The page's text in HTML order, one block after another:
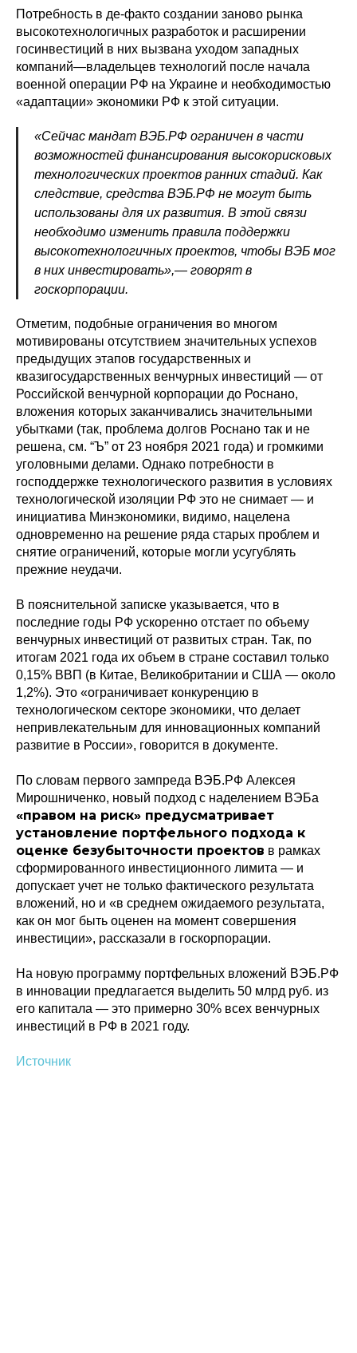
Потребность в де-факто создании заново рынка
высокотехнологичных разработок и расширении
госинвестиций в них вызвана уходом западных
компаний—владельцев технологий после начала
военной операции РФ на Украине и необходимостью
«адаптации» экономики РФ к этой ситуации.
«Сейчас мандат ВЭБ.РФ ограничен в части
возможностей финансирования высокорисковых
технологических проектов ранних стадий. Как
следствие, средства ВЭБ.РФ не могут быть
использованы для их развития. В этой связи
необходимо изменить правила поддержки
высокотехнологичных проектов, чтобы ВЭБ мог
в них инвестировать»,— говорят в
госкорпорации.
Отметим, подобные ограничения во многом
мотивированы отсутствием значительных успехов
предыдущих этапов государственных и
квазигосударственных венчурных инвестиций — от
Российской венчурной корпорации до Роснано,
вложения которых заканчивались значительными
убытками (так, проблема долгов Роснано так и не
решена, см. “Ъ” от 23 ноября 2021 года) и громкими
уголовными делами. Однако потребности в
господдержке технологического развития в условиях
технологической изоляции РФ это не снимает — и
инициатива Минэкономики, видимо, нацелена
одновременно на решение ряда старых проблем и
снятие ограничений, которые могли усугублять
прежние неудачи.
В пояснительной записке указывается, что в
последние годы РФ ускоренно отстает по объему
венчурных инвестиций от развитых стран. Так, по
итогам 2021 года их объем в стране составил только
0,15% ВВП (в Китае, Великобритании и США — около
1,2%). Это «ограничивает конкуренцию в
технологическом секторе экономики, что делает
непривлекательным для инновационных компаний
развитие в России», говорится в документе.
По словам первого зампреда ВЭБ.РФ Алексея
Мирошниченко, новый подход с наделением ВЭБа
«правом на риск» предусматривает
установление портфельного подхода к
оценке безубыточности проектов в рамках
сформированного инвестиционного лимита — и
допускает учет не только фактического результата
вложений, но и «в среднем ожидаемого результата,
как он мог быть оценен на момент совершения
инвестиции», рассказали в госкорпорации.
На новую программу портфельных вложений ВЭБ.РФ
в инновации предлагается выделить 50 млрд руб. из
его капитала — это примерно 30% всех венчурных
инвестиций в РФ в 2021 году.
Источник
© 2015-2026 НАУРР. Все права защищены. При использовании материалов
ссылка на ROBOTUNION.RU — обязательна
© 2015-2026 НАУРР. Все права защищены.
При использовании материалов ссылка на ROBOTUNION.RU — обязательна